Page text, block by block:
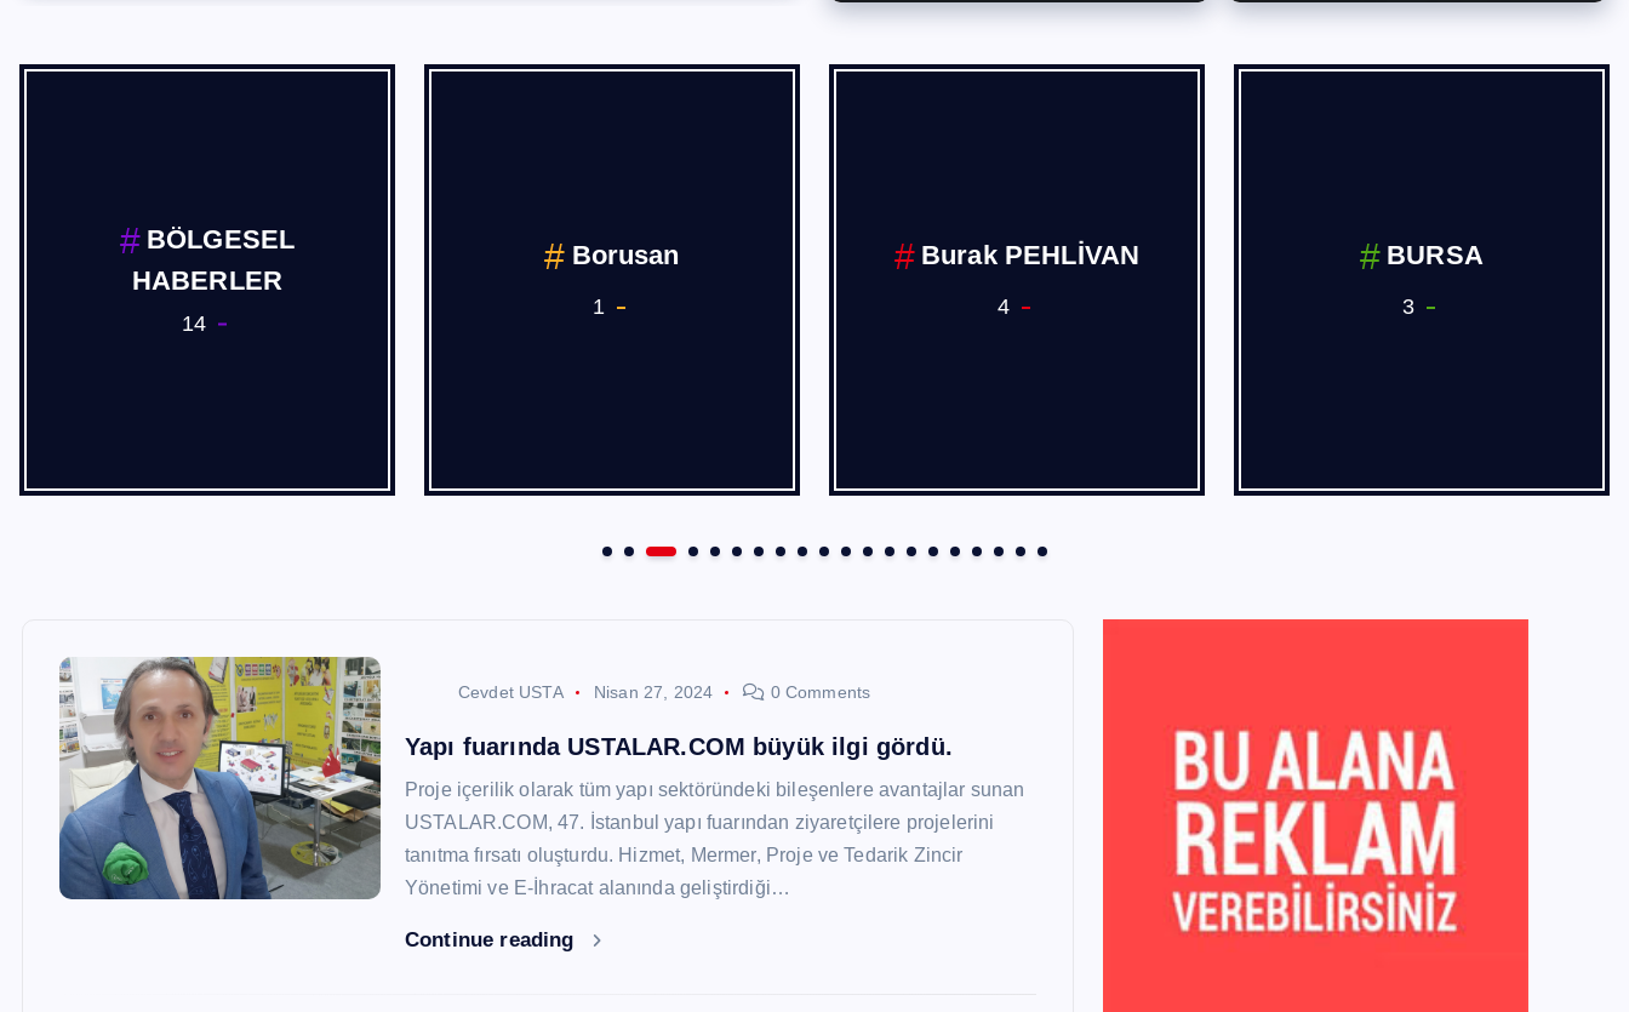
Cevdet Akif USTA COVİD 19
7
Demiryolu Ana ve Yan
Sanayii
Dernekler
3
Cevdet USTA Nisan 27, 2024 0 Comments
Yapı fuarında USTALAR.COM büyük ilgi gördü.
Proje içerilik olarak tüm yapı sektöründeki bileşenlere avantajlar sunan
USTALAR.COM, 47. İstanbul yapı fuarından ziyaretçilere projelerini
tanıtma fırsatı oluşturdu. Hizmet, Mermer, Proje ve Tedarik Zincir
Yönetimi ve E-İhracat alanında geliştirdiği…
Continue reading